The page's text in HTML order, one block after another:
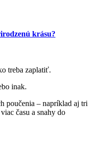
krásu?
treba zaplatiť.
inak.
poučenia – napríklad aj tri
času a snahy do